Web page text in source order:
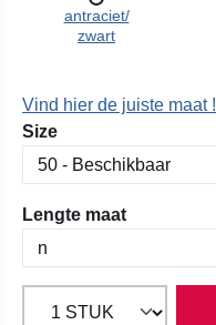
antraciet/
zwart
Vind hier de juiste maat !
Selecteer
Size
Selecteer
Lengte maat